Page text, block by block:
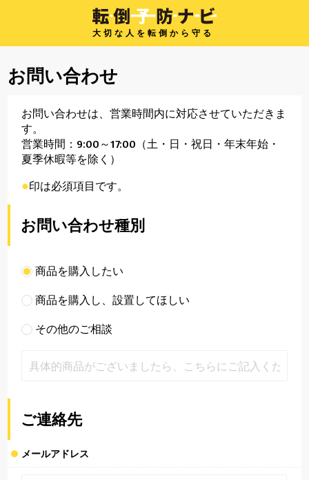
大切な人を転倒から守る
お問い合わせ
お問い合わせは、営業時間内に対応させていただきま
す。
営業時間：9:00～17:00（土・日・祝日・年末年始・
夏季休暇等を除く）
●印は必須項目です。
お問い合わせ種別
商品を購入したい
商品を購入し、設置してほしい
その他のご相談
ご連絡先
メールアドレス